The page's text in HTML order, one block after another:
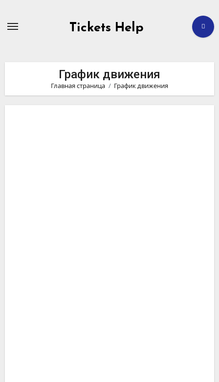
содержимому
Tickets Help
График движения
Главная страница График движения